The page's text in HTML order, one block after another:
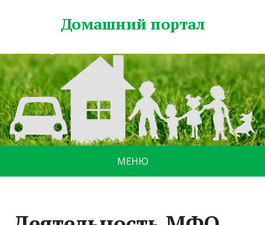
Домашний портал
МЕНЮ